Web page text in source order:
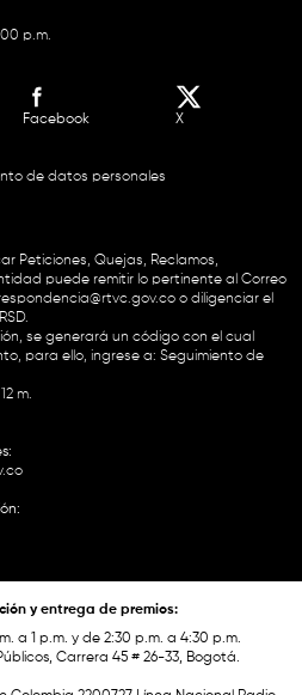
p.m.
Facebook X
de datos personales
Peticiones, Quejas, Reclamos,
puede remitir lo pertinente al Correo
o diligenciar el
se generará un código con el cual
para ello, ingrese a: Seguimiento de
m.
y entrega de premios:
a 1 p.m. y de 2:30 p.m. a 4:30 p.m.
Carrera 45 # 26-33, Bogotá.